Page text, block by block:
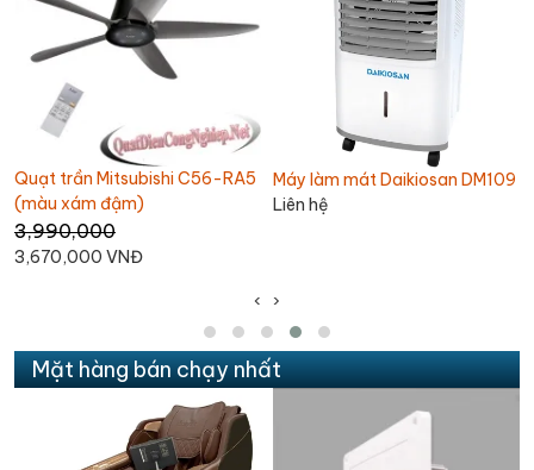
RA5
Máy làm mát Daikiosan DM109
Liên hệ
Quạt thổi thảm Omysu
T01
‹
›
Mặt hàng bán chạy nhất